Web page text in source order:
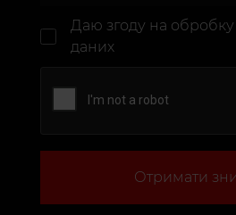
Даю згоду на
даних
Отримати